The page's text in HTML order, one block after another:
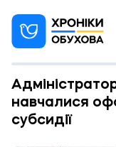
навчалися
субсидії